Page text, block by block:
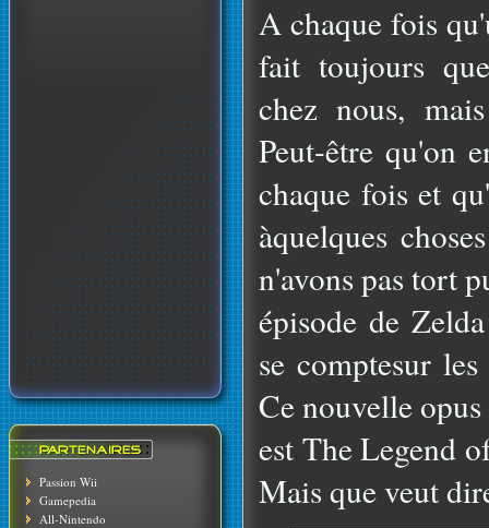
Passion Wii
Gamepedia
All-Nintendo
A chaque fois
fait toujours
chez nous,
Peut-être qu'on
chaque fois et
àquelques
n'avons pas tort
épisode de
se comptesur
Ce nouvelle
est The Legend
Mais que veut